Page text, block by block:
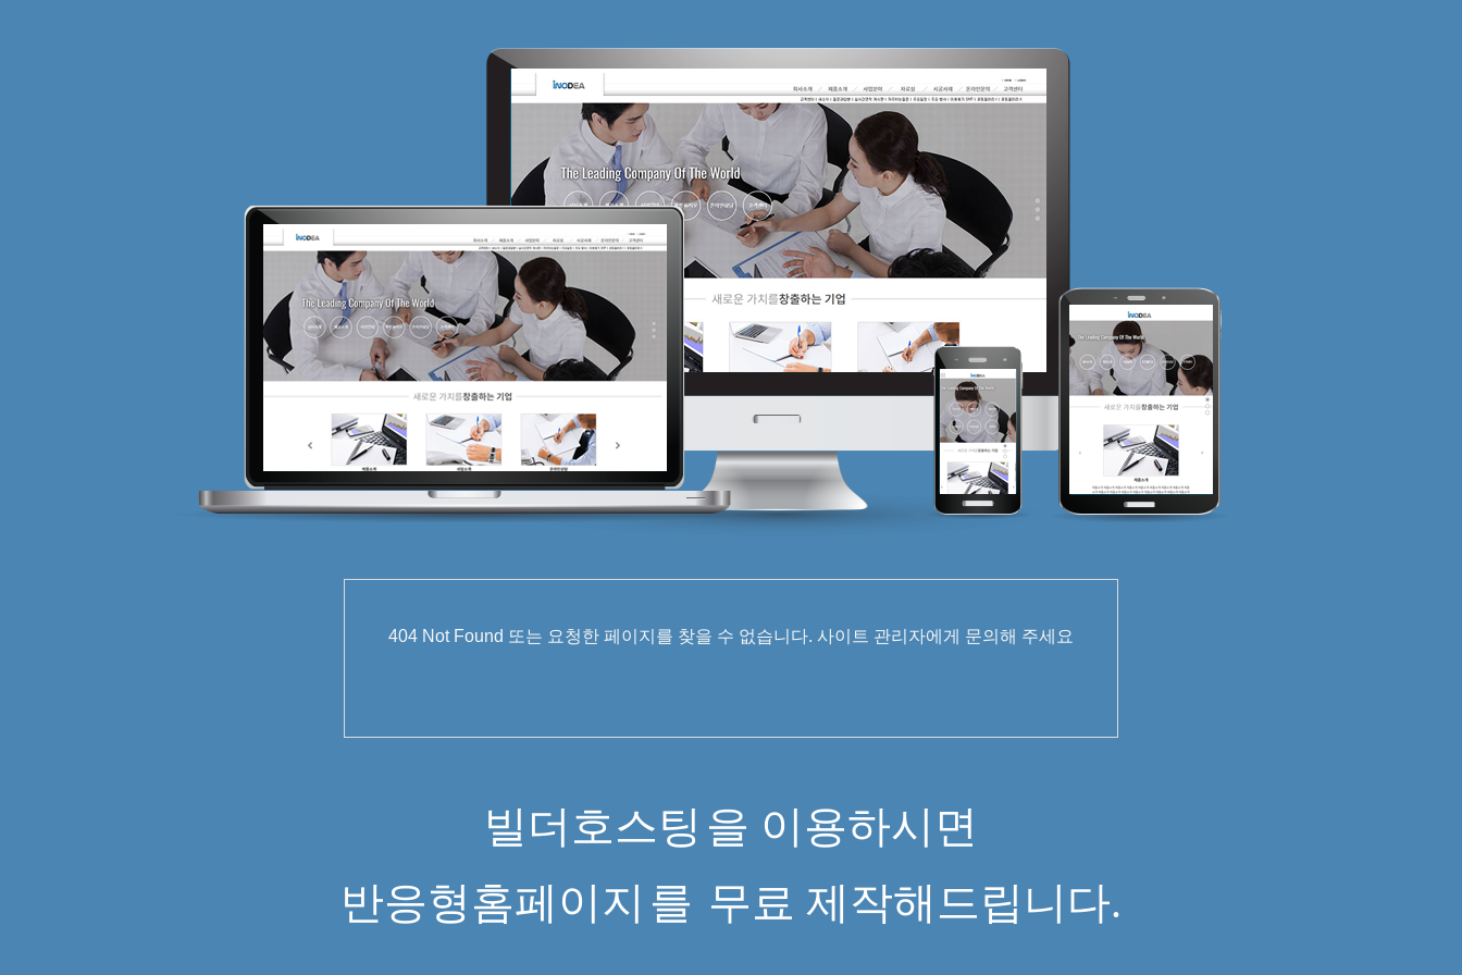
404 Not Found 또는 요청한 페이지를 찾을 수 없습니다. 사이트 관리자에게 문의해 주세요
빌더호스팅 을 이용하시면
반응형홈페이지 를 무료 제작해드립니다.